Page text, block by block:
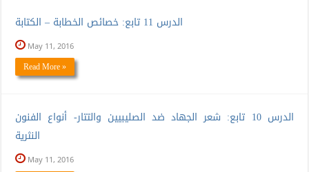
الدرس 11 تابع: خصائص الخطابة – الكتابة
May 11, 2016
Read More »
الدرس 10 تابع: شعر الجهاد ضد الصليبيين والتتار- أنواع الفنون
النثرية
May 11, 2016